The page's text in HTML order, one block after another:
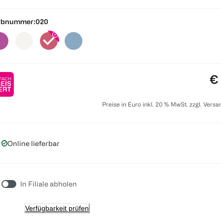
020
€
Preise in Euro inkl. 20 % MwSt. zzgl.
Online lieferbar
In Filiale abholen
Verfügbarkeit prüfen